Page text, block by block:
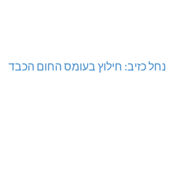
נחל כזיב: חילוץ בעומס החום הכבד